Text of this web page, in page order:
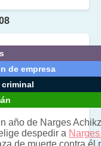
de empresa
año de Narges
despedir a
de muerte contra él